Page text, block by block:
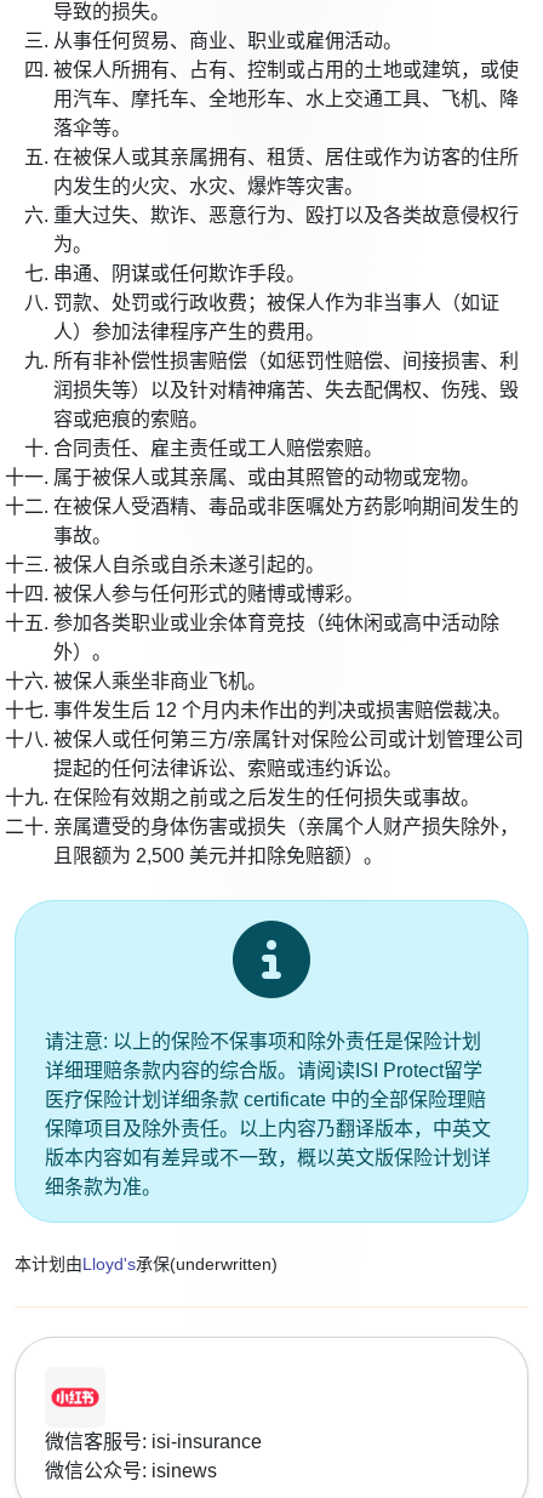
导致的损失。
从事任何贸易、商业、职业或雇佣活动。
被保人所拥有、占有、控制或占用的土地或建筑，或使
用汽车、摩托车、全地形车、水上交通工具、飞机、降
落伞等。
在被保人或其亲属拥有、租赁、居住或作为访客的住所
内发生的火灾、水灾、爆炸等灾害。
重大过失、欺诈、恶意行为、殴打以及各类故意侵权行
为。
串通、阴谋或任何欺诈手段。
罚款、处罚或行政收费；被保人作为非当事人（如证
人）参加法律程序产生的费用。
所有非补偿性损害赔偿（如惩罚性赔偿、间接损害、利
润损失等）以及针对精神痛苦、失去配偶权、伤残、毁
容或疤痕的索赔。
合同责任、雇主责任或工人赔偿索赔。
属于被保人或其亲属、或由其照管的动物或宠物。
在被保人受酒精、毒品或非医嘱处方药影响期间发生的
事故。
被保人自杀或自杀未遂引起的。
被保人参与任何形式的赌博或博彩。
参加各类职业或业余体育竞技（纯休闲或高中活动除
外）。
被保人乘坐非商业飞机。
事件发生后 12 个月内未作出的判决或损害赔偿裁决。
被保人或任何第三方/亲属针对保险公司或计划管理公司
提起的任何法律诉讼、索赔或违约诉讼。
在保险有效期之前或之后发生的任何损失或事故。
亲属遭受的身体伤害或损失（亲属个人财产损失除外，
且限额为 2,500 美元并扣除免赔额）。
请注意: 以上的保险不保事项和除外责任是保险计划
详细理赔条款内容的综合版。请阅读ISI Protect留学
医疗保险计划详细条款 certificate 中的全部保险理赔
保障项目及除外责任。以上内容乃翻译版本，中英文
版本内容如有差异或不一致，概以英文版保险计划详
细条款为准。
本计划由Lloyd's承保(underwritten)
微信客服号: isi-insurance
微信公众号: isinews